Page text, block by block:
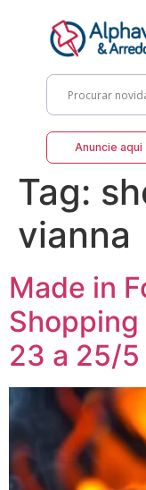
Anuncie aqui
Tag:
vianna
Made in
Shopping
23 a 25/5